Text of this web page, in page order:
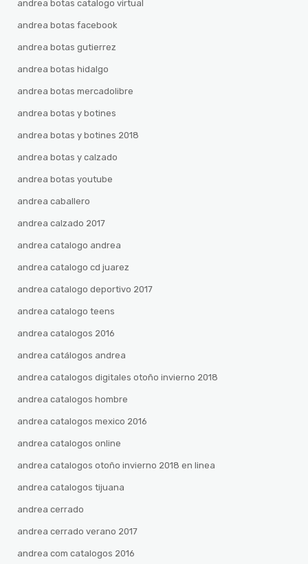
andrea botas catalogo virtual
andrea botas facebook
andrea botas gutierrez
andrea botas hidalgo
andrea botas mercadolibre
andrea botas y botines
andrea botas y botines 2018
andrea botas y calzado
andrea botas youtube
andrea caballero
andrea calzado 2017
andrea catalogo andrea
andrea catalogo cd juarez
andrea catalogo deportivo 2017
andrea catalogo teens
andrea catalogos 2016
andrea catálogos andrea
andrea catalogos digitales otoño invierno 2018
andrea catalogos hombre
andrea catalogos mexico 2016
andrea catalogos online
andrea catalogos otoño invierno 2018 en linea
andrea catalogos tijuana
andrea cerrado
andrea cerrado verano 2017
andrea com catalogos 2016